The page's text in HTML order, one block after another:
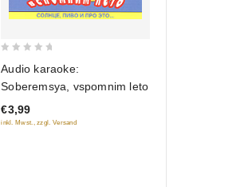
of
5
Audio karaoke:
Soberemsya, vspomnim leto
€3,99
inkl. Mwst., zzgl. Versand